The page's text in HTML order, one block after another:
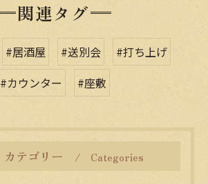
関連タグ
#居酒屋 #送別会
#打ち上げ
#カウンター
#座敷
カテゴリー Categories